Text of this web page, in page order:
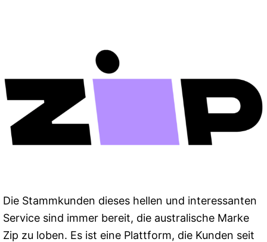
Die Stammkunden dieses hellen und interessanten
Service sind immer bereit, die australische Marke
Zip zu loben. Es ist eine Plattform, die Kunden seit